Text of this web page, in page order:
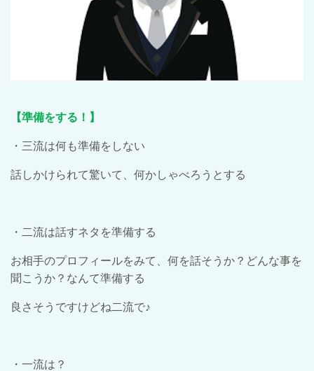
【準備をする！】
・三流は何も準備をしない
話しかけられて驚いて、何かしゃべろうとする
・二流は話すネタを準備する
お相手のプロフィールをみて、何を話そうか？どんな事を
聞こうか？なんて準備する
良さそうですけどね二流で♪
・一流は？